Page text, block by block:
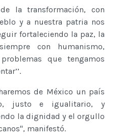
la transformación, con
y a nuestra patria nos
fortaleciendo la paz, la
con humanismo,
que tengamos
de México un país
justo e igualitario, y
la dignidad y el orgullo
manifestó.